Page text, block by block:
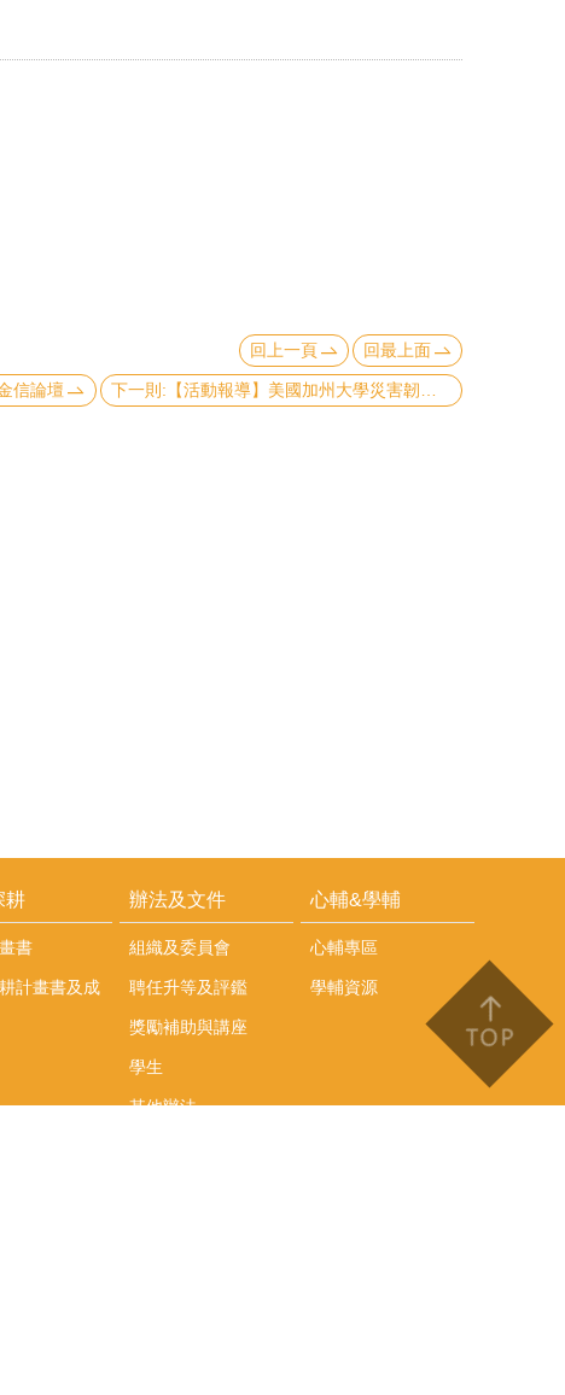
回上一頁
回最上面
信論壇
耕
書
計畫書及成
辦法及文件
組織及委員會
聘任升等及評鑑
獎勵補助與講座
學生
其他辦法
心輔&學輔
心輔專區
學輔資源